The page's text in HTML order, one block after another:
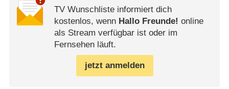
TV Wunschliste informiert dich
kostenlos, wenn Hallo Freunde! online
als Stream verfügbar ist oder im
Fernsehen läuft.
jetzt anmelden